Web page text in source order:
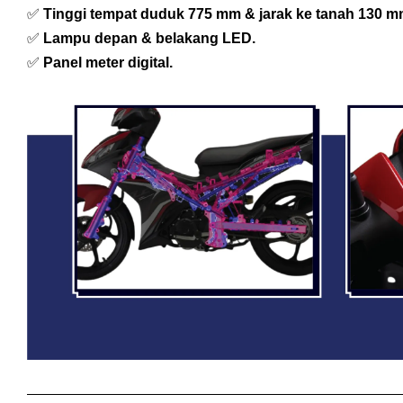
✅ Tinggi tempat duduk 775 mm & jarak ke tanah 130
✅ Lampu depan & belakang LED.
✅ Panel meter digital.